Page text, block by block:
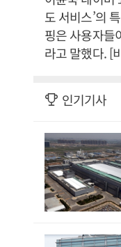
도 서비스’의
핑은 사용자들
라고 말했다. [
인기기사